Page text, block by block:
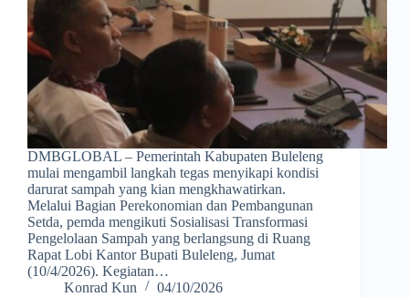
DMBGLOBAL – Pemerintah Kabupaten Buleleng
mulai mengambil langkah tegas menyikapi kondisi
darurat sampah yang kian mengkhawatirkan.
Melalui Bagian Perekonomian dan Pembangunan
Setda, pemda mengikuti Sosialisasi Transformasi
Pengelolaan Sampah yang berlangsung di Ruang
Rapat Lobi Kantor Bupati Buleleng, Jumat
(10/4/2026). Kegiatan…
Konrad Kun
04/10/2026